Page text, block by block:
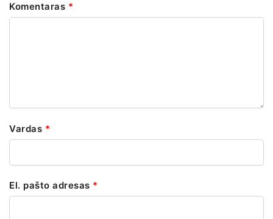
Komentaras *
Vardas *
El. pašto adresas *